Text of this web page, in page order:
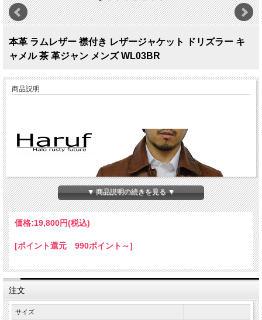
本革 ラムレザー 襟付き レザージャケット ドリズラー キ
ャメル 茶 革ジャン メンズ WL03BR
商品説明
▼ 商品説明の続きを見る ▼
価格:19,800円(税込)
[ポイント還元 990ポイント～]
注文
サイズ